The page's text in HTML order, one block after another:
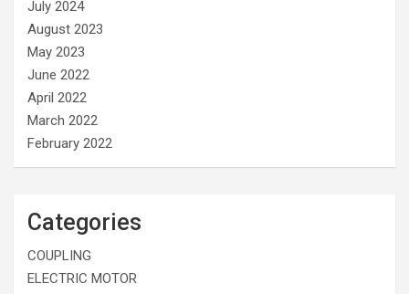
July 2024
August 2023
May 2023
June 2022
April 2022
March 2022
February 2022
Categories
COUPLING
ELECTRIC MOTOR